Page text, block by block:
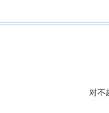
对不